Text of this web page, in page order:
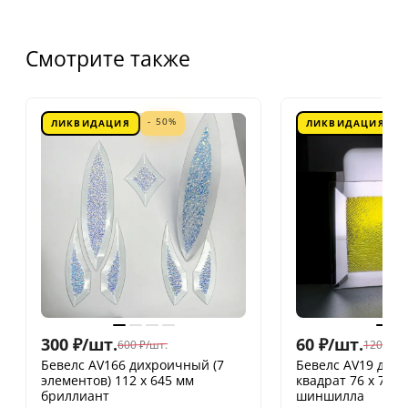
Смотрите также
ЛИКВИДАЦИЯ - 50%
300 ₽/шт.600 ₽/шт.
Бевелс AV166 дихроичный (7
элементов) 112 х 645 мм
бриллиант
ЛИКВИДАЦИЯ
60 ₽/шт.120
Бевелс AV19
квадрат 76 х 76
шиншилла